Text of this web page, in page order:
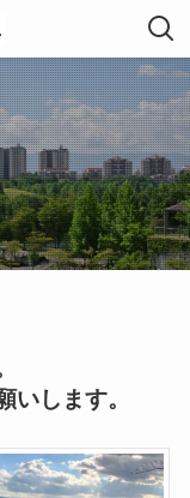
いします。